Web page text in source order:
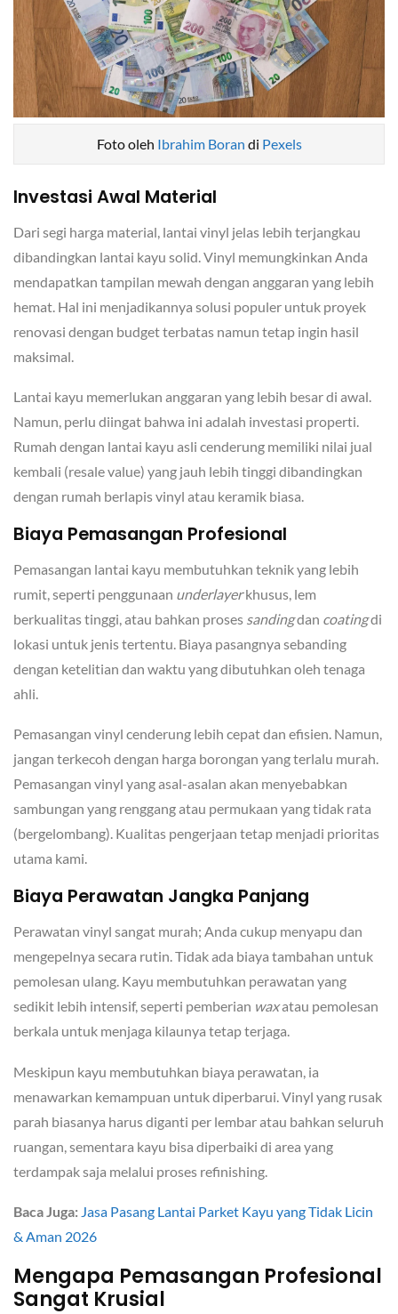
Foto oleh Ibrahim Boran di Pexels
Investasi Awal Material
Dari segi harga material, lantai vinyl jelas lebih terjangkau
dibandingkan lantai kayu solid. Vinyl memungkinkan Anda
mendapatkan tampilan mewah dengan anggaran yang lebih
hemat. Hal ini menjadikannya solusi populer untuk proyek
renovasi dengan budget terbatas namun tetap ingin hasil
maksimal.
Lantai kayu memerlukan anggaran yang lebih besar di awal.
Namun, perlu diingat bahwa ini adalah investasi properti.
Rumah dengan lantai kayu asli cenderung memiliki nilai jual
kembali (resale value) yang jauh lebih tinggi dibandingkan
dengan rumah berlapis vinyl atau keramik biasa.
Biaya Pemasangan Profesional
Pemasangan lantai kayu membutuhkan teknik yang lebih
rumit, seperti penggunaan underlayerkhusus, lem
berkualitas tinggi, atau bahkan proses sandingdan coatingdi
lokasi untuk jenis tertentu. Biaya pasangnya sebanding
dengan ketelitian dan waktu yang dibutuhkan oleh tenaga
ahli.
Pemasangan vinyl cenderung lebih cepat dan efisien. Namun,
jangan terkecoh dengan harga borongan yang terlalu murah.
Pemasangan vinyl yang asal-asalan akan menyebabkan
sambungan yang renggang atau permukaan yang tidak rata
(bergelombang). Kualitas pengerjaan tetap menjadi prioritas
utama kami.
Biaya Perawatan Jangka Panjang
Perawatan vinyl sangat murah; Anda cukup menyapu dan
mengepelnya secara rutin. Tidak ada biaya tambahan untuk
pemolesan ulang. Kayu membutuhkan perawatan yang
sedikit lebih intensif, seperti pemberian waxatau pemolesan
berkala untuk menjaga kilaunya tetap terjaga.
Meskipun kayu membutuhkan biaya perawatan, ia
menawarkan kemampuan untuk diperbarui. Vinyl yang rusak
parah biasanya harus diganti per lembar atau bahkan seluruh
ruangan, sementara kayu bisa diperbaiki di area yang
terdampak saja melalui proses refinishing.
Baca Juga: Jasa Pasang Lantai Parket Kayu yang Tidak Licin
& Aman 2026
Mengapa Pemasangan Profesional
Sangat Krusial